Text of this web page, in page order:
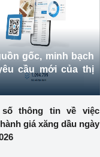
gốc, minh bạch
cầu mới của thị
số thông tin về việc
giá xăng dầu ngày